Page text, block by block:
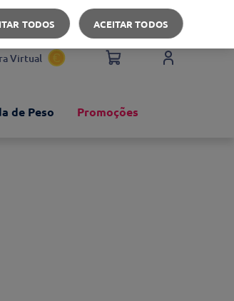
Apoio ao cliente
Virtual
de Peso Promoções
TODOS ACEITAR TODOS